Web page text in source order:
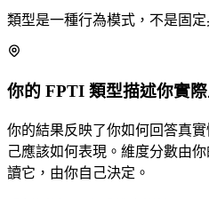
類型是一種行為模式，不是固定
你的 FPTI 類型描述你實
你的結果反映了你如何回答真
己應該如何表現。維度分數由
讀它，由你自己決定。